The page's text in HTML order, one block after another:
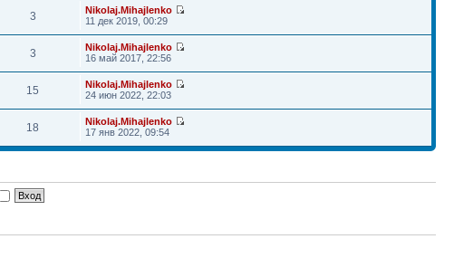
3
Nikolaj.Mihajlenko
11 дек 2019, 00:29
3
Nikolaj.Mihajlenko
16 май 2017, 22:56
15
Nikolaj.Mihajlenko
24 июн 2022, 22:03
18
Nikolaj.Mihajlenko
17 янв 2022, 09:54